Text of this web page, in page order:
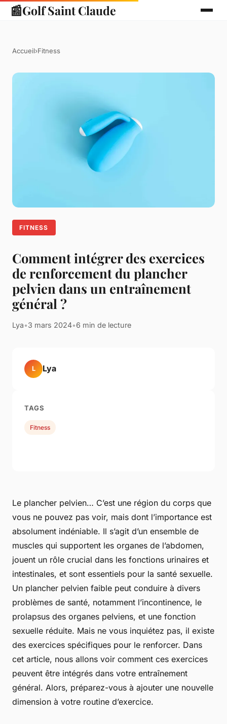
📰Golf Saint Claude
Accueil›Fitness
FITNESS
Comment intégrer des exercices
de renforcement du plancher
pelvien dans un entraînement
général ?
Lya•3 mars 2024•6 min de lecture
Le plancher pelvien… C’est une région du corps que
vous ne pouvez pas voir, mais dont l’importance est
absolument indéniable. Il s’agit d’un ensemble de
muscles qui supportent les organes de l’abdomen,
jouent un rôle crucial dans les fonctions urinaires et
intestinales, et sont essentiels pour la santé sexuelle.
Un plancher pelvien faible peut conduire à divers
problèmes de santé, notamment l’incontinence, le
prolapsus des organes pelviens, et une fonction
sexuelle réduite. Mais ne vous inquiétez pas, il existe
des exercices spécifiques pour le renforcer. Dans
cet article, nous allons voir comment ces exercices
peuvent être intégrés dans votre entraînement
général. Alors, préparez-vous à ajouter une nouvelle
dimension à votre routine d’exercice.
L Lya
TAGS
Fitness